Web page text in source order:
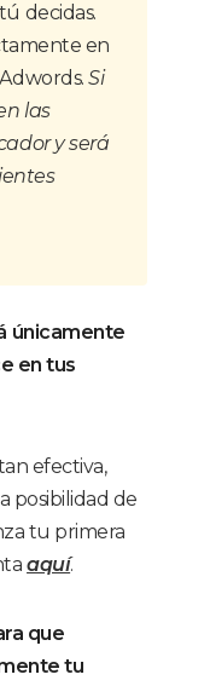
decidas.
en
Si
las
y será
únicamente
en tus
efectiva,
posibilidad de
tu primera
aquí.
que
tu